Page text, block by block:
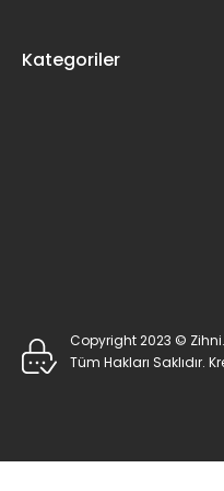
Kategoriler
Copyright 2023 ©
Tüm Hakları Saklıdır.